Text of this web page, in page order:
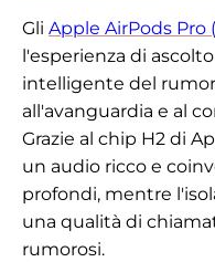
Gli Apple AirPods Pro
l'esperienza di
intelligente del
all'avanguardia e al
Grazie al chip H2 di
un audio ricco e
profondi, mentre
una qualità di
rumorosi.